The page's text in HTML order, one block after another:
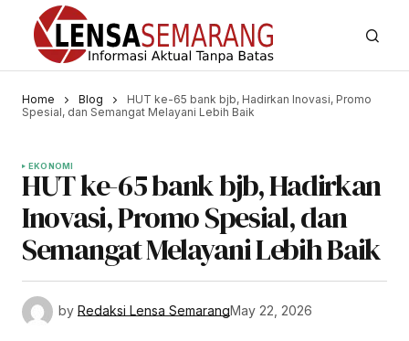
Home Blog
HUT ke-65 bank bjb, Hadirkan Inovasi, Promo
Spesial, dan Semangat Melayani Lebih Baik
EKONOMI
HUT ke-65 bank bjb, Hadirkan
Inovasi, Promo Spesial, dan
Semangat Melayani Lebih Baik
by Redaksi Lensa SemarangMay 22, 2026